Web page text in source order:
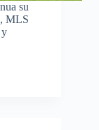
su
MLS
y